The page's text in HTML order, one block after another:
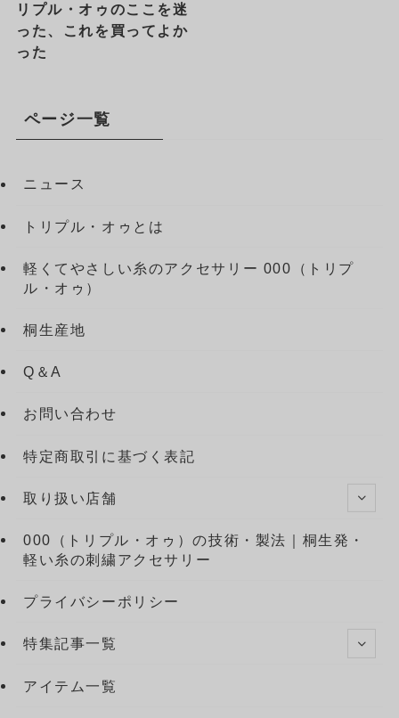
リプル・オゥのここを迷
った、これを買ってよか
った
ページ一覧
ニュース
トリプル・オゥとは
軽くてやさしい糸のアクセサリー 000（トリプ
ル・オゥ）
桐生産地
Q＆A
お問い合わせ
特定商取引に基づく表記
取り扱い店舗
000（トリプル・オゥ）の技術・製法｜桐生発・
軽い糸の刺繍アクセサリー
プライバシーポリシー
特集記事一覧
アイテム一覧